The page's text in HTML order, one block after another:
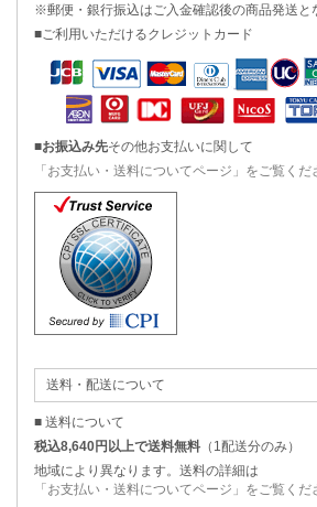
※郵便・銀行振込はご入金確認後の商品発送と
■ご利用いただけるクレジットカード
■お振込み先その他お支払いに関して
「お支払い・送料についてページ」をご覧くだ
送料・配送について
■ 送料について
税込8,640円以上で送料無料 （1配送分のみ）
地域により異なります。送料の詳細は
「お支払い・送料についてページ」をご覧くだ